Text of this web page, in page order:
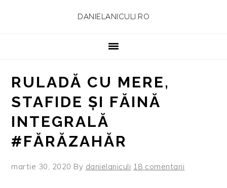
DANIELANICULI.RO
RULADĂ CU MERE,
STAFIDE ȘI FĂINĂ
INTEGRALĂ
#FĂRĂZAHĂR
martie 30, 2020 By danielaniculi 18 comentarii